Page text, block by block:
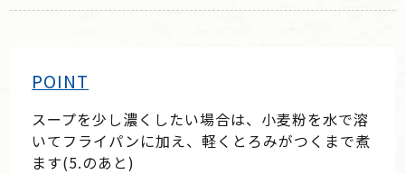
POINT
スープを少し濃くしたい場合は、小麦粉を水で溶
いてフライパンに加え、軽くとろみがつくまで煮
ます(5.のあと)